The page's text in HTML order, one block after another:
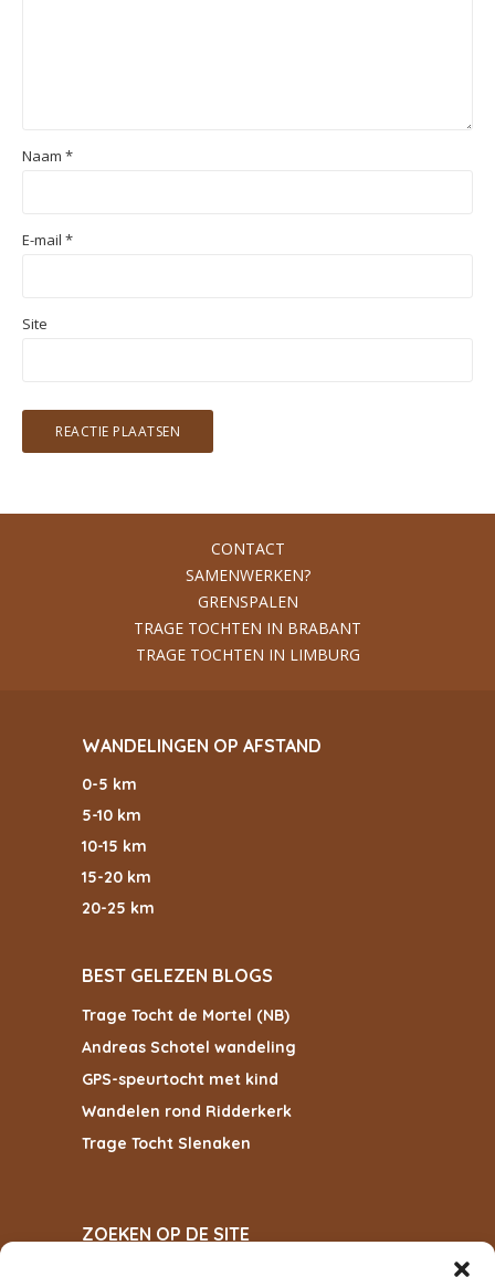
Naam *
E-mail *
Site
CONTACT
SAMENWERKEN?
GRENSPALEN
TRAGE TOCHTEN IN BRABANT
TRAGE TOCHTEN IN LIMBURG
WANDELINGEN OP AFSTAND
0-5 km
5-10 km
10-15 km
15-20 km
20-25 km
BEST GELEZEN BLOGS
Trage Tocht de Mortel (NB)
Andreas Schotel wandeling
GPS-speurtocht met kind
Wandelen rond Ridderkerk
Trage Tocht Slenaken
ZOEKEN OP DE SITE